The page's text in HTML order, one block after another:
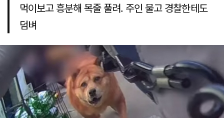
먹이보고 흥분해 목줄 풀려. 주인 물고 경찰한테도
덤벼